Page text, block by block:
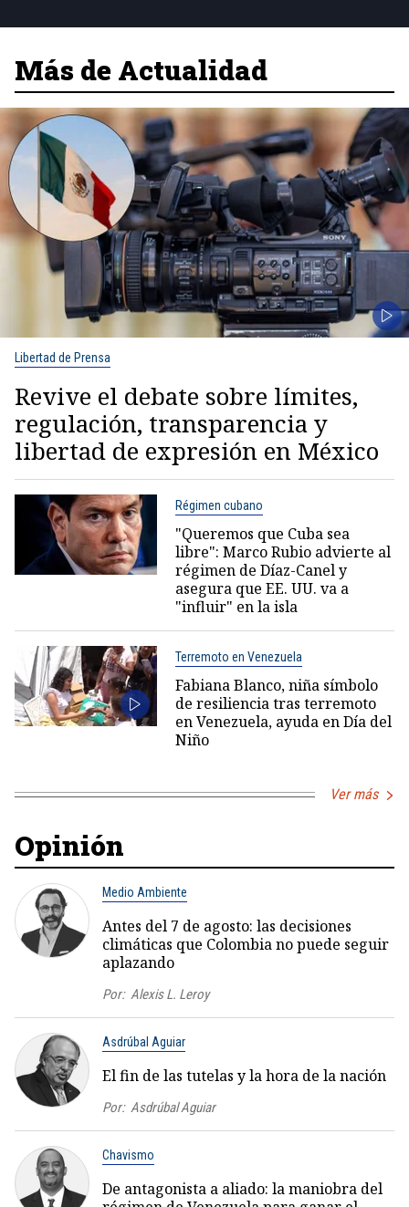
Más de Actualidad
Libertad de Prensa
Revive el debate sobre límites,
regulación, transparencia y
libertad de expresión en México
Régimen cubano
"Queremos que Cuba sea
libre": Marco Rubio advierte al
régimen de Díaz-Canel y
asegura que EE. UU. va a
"influir" en la isla
Terremoto en Venezuela
Fabiana Blanco, niña símbolo
de resiliencia tras terremoto
en Venezuela, ayuda en Día del
Niño
Ver más
Opinión
Medio Ambiente
Antes del 7 de agosto: las decisiones
climáticas que Colombia no puede seguir
aplazando
Por: Alexis L. Leroy
Asdrúbal Aguiar
El fin de las tutelas y la hora de la nación
Por: Asdrúbal Aguiar
Chavismo
De antagonista a aliado: la maniobra del